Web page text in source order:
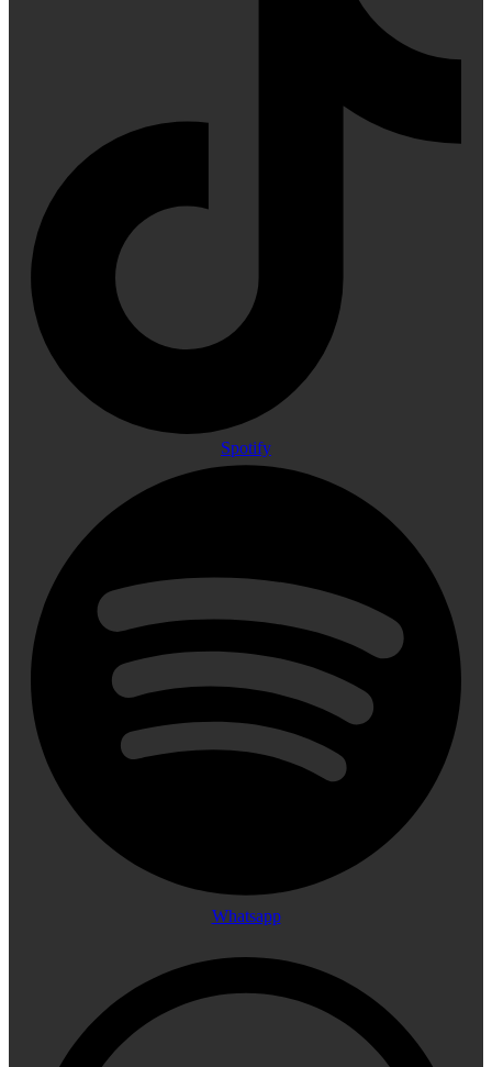
Spotify
Whatsapp